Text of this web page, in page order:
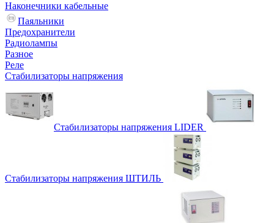
Наконечники кабельные
Паяльники
Предохранители
Радиолампы
Разное
Реле
Стабилизаторы напряжения
Стабилизаторы напряжения LIDER
Стабилизаторы напряжения ШТИЛЬ